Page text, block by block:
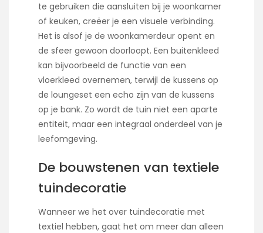
te gebruiken die aansluiten bij je woonkamer
of keuken, creëer je een visuele verbinding.
Het is alsof je de woonkamerdeur opent en
de sfeer gewoon doorloopt. Een buitenkleed
kan bijvoorbeeld de functie van een
vloerkleed overnemen, terwijl de kussens op
de loungeset een echo zijn van de kussens
op je bank. Zo wordt de tuin niet een aparte
entiteit, maar een integraal onderdeel van je
leefomgeving.
De bouwstenen van textiele
tuindecoratie
Wanneer we het over tuindecoratie met
textiel hebben, gaat het om meer dan alleen